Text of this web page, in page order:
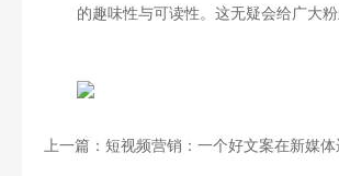
的趣味性与可读性。这无疑会给广大
上一篇：短视频营销：一个好文案在新媒